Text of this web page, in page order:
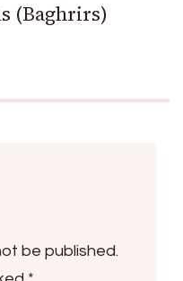
(Baghrirs)
be published.